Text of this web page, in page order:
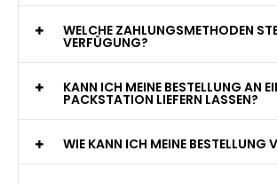
WELCHE ZAHLUNGSMETHODEN
VERFÜGUNG?
KANN ICH MEINE BESTELLUNG AN
PACKSTATION LIEFERN LASSEN?
WIE KANN ICH MEINE BESTELLUNG